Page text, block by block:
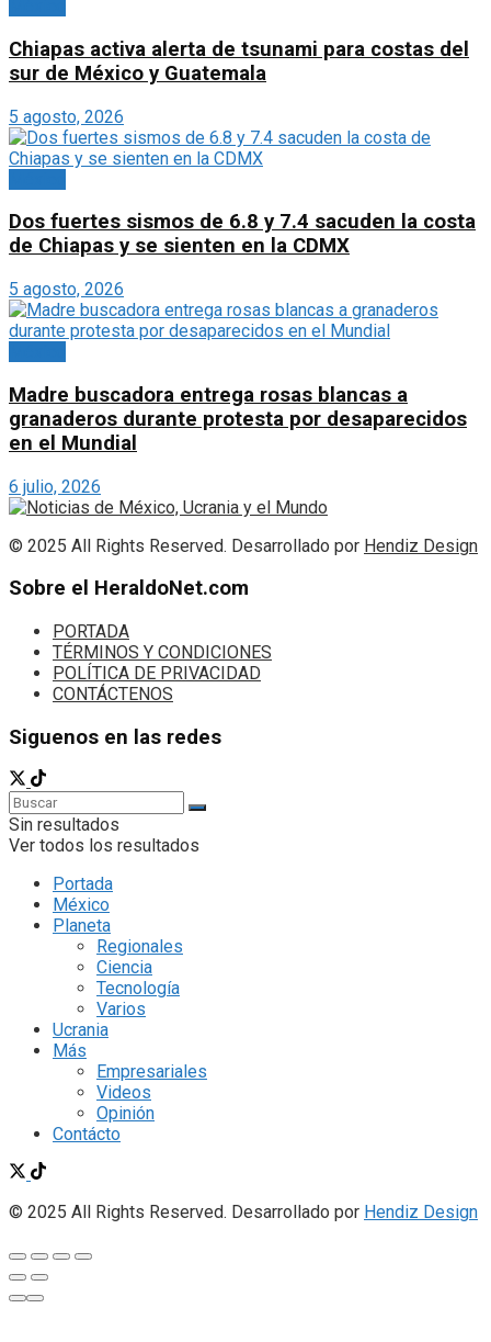
Chiapas activa alerta de tsunami para costas del
sur de México y Guatemala
5 agosto, 2026
Dos fuertes sismos de 6.8 y 7.4 sacuden la costa
de Chiapas y se sienten en la CDMX
5 agosto, 2026
Madre buscadora entrega rosas blancas a
granaderos durante protesta por desaparecidos
en el Mundial
6 julio, 2026
© 2025 All Rights Reserved. Desarrollado por Hendiz Design
Sobre el HeraldoNet.com
PORTADA
TÉRMINOS Y CONDICIONES
POLÍTICA DE PRIVACIDAD
CONTÁCTENOS
Siguenos en las redes
Sin resultados
Ver todos los resultados
Portada
México
Planeta
Regionales
Ciencia
Tecnología
Varios
Ucrania
Más
Empresariales
Videos
Opinión
Contácto
© 2025 All Rights Reserved. Desarrollado por Hendiz Design